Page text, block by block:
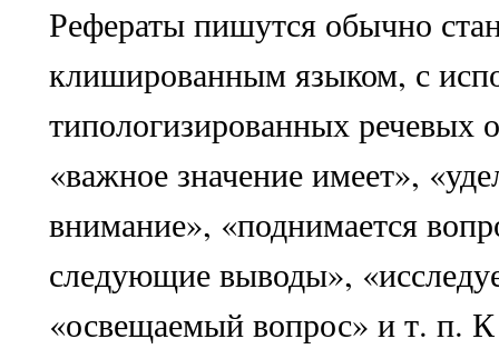
Рефераты пишутся обычно
клишированным языком, с
типологизированных речевых
«важное значение имеет»,
внимание», «поднимается
следующие выводы»,
«освещаемый вопрос» и т. п.